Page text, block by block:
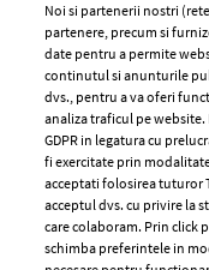
ELLE Style
2024
Despre ELLE
Romania
Contact
Abonamente
Noi si partenerii nostri
partenere, precum si
date pentru a permite
continutul si anunturile
dvs., pentru a va oferi
analiza traficul pe
GDPR in legatura cu
fi exercitate prin
acceptati folosirea tuturor
acceptul dvs. cu privire la
care colaboram. Prin click
schimba preferintele in